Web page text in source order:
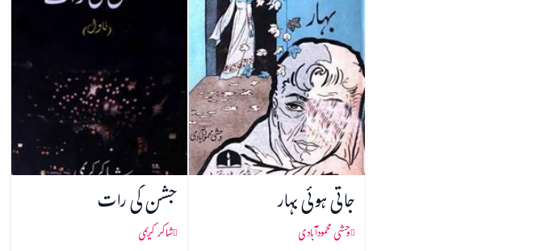
جاتی ہوئی بہار
وحشی محمودآبادی
جشن کی رات
شاکر کریمی